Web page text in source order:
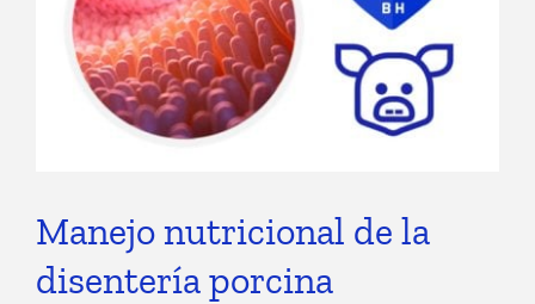
Manejo nutricional de la
disentería porcina